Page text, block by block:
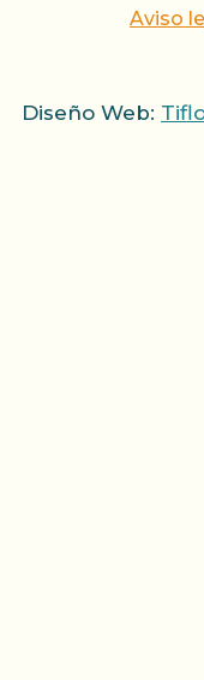
Aviso
Diseño Web: